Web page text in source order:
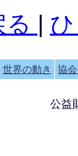
|
世界の動き 協
公益